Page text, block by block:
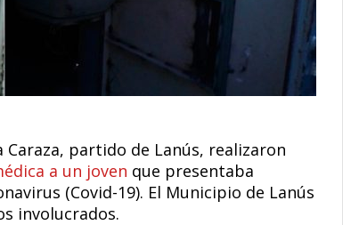
partido de Lanús, realizaron
a un joven que presentaba
(Covid-19). El Municipio de Lanús
involucrados.